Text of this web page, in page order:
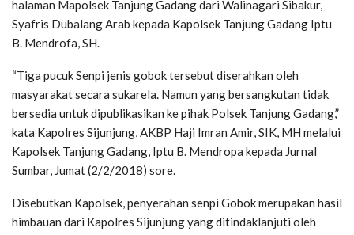
halaman Mapolsek Tanjung Gadang dari Walinagari Sibakur,
Syafris Dubalang Arab kepada Kapolsek Tanjung Gadang Iptu
B. Mendrofa, SH.
“Tiga pucuk Senpi jenis gobok tersebut diserahkan oleh
masyarakat secara sukarela. Namun yang bersangkutan tidak
bersedia untuk dipublikasikan ke pihak Polsek Tanjung Gadang,”
kata Kapolres Sijunjung, AKBP Haji Imran Amir, SIK, MH melalui
Kapolsek Tanjung Gadang, Iptu B. Mendropa kepada Jurnal
Sumbar, Jumat (2/2/2018) sore.
Disebutkan Kapolsek, penyerahan senpi Gobok merupakan hasil
himbauan dari Kapolres Sijunjung yang ditindaklanjuti oleh